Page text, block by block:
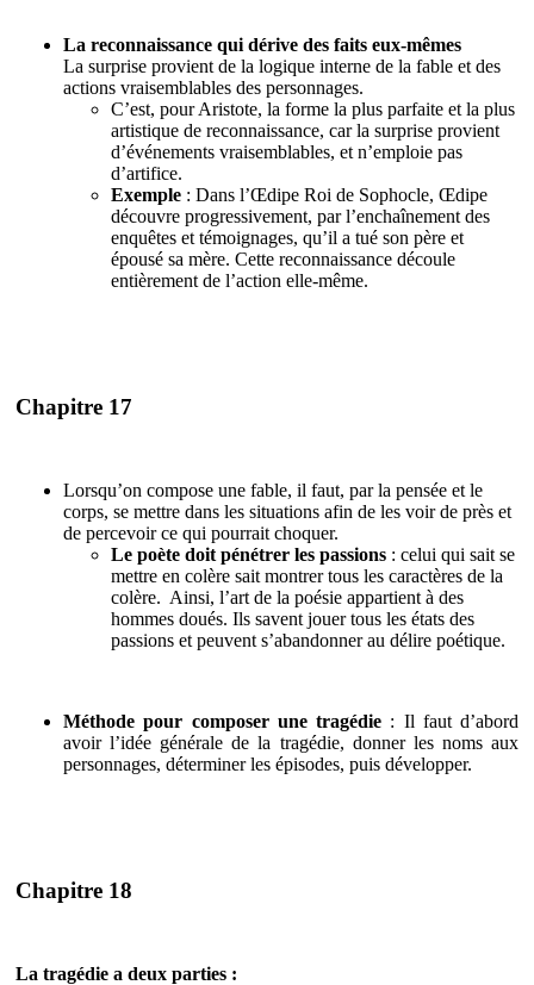
La reconnaissance qui dérive des faits eux-mêmes
La surprise provient de la logique interne de la fable et des
actions vraisemblables des personnages.
C’est, pour Aristote, la forme la plus parfaite et la plus
artistique de reconnaissance, car la surprise provient
d’événements vraisemblables, et n’emploie pas
d’artifice.
Exemple : Dans l’Œdipe Roi de Sophocle, Œdipe
découvre progressivement, par l’enchaînement des
enquêtes et témoignages, qu’il a tué son père et
épousé sa mère. Cette reconnaissance découle
entièrement de l’action elle-même.
Chapitre 17
Lorsqu’on compose une fable, il faut, par la pensée et le
corps, se mettre dans les situations afin de les voir de près et
de percevoir ce qui pourrait choquer.
Le poète doit pénétrer les passions : celui qui sait se
mettre en colère sait montrer tous les caractères de la
colère. Ainsi, l’art de la poésie appartient à des
hommes doués. Ils savent jouer tous les états des
passions et peuvent s’abandonner au délire poétique.
Méthode pour composer une tragédie : Il faut d’abord
avoir l’idée générale de la tragédie, donner les noms aux
personnages, déterminer les épisodes, puis développer.
Chapitre 18
La tragédie a deux parties :